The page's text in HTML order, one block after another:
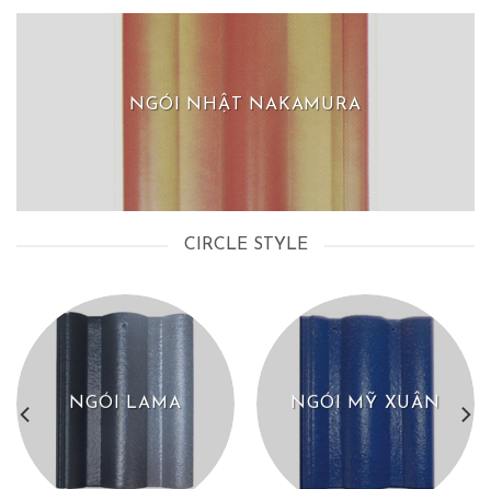
NGÓI NHẬT NAKAMURA
CIRCLE STYLE
NGÓI LAMA NGÓI MỸ XUÂN